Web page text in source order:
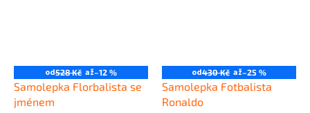
od528 Kč až–12 %
Samolepka Florbalista se
jménem
od430 Kč až–25 %
Samolepka Fotbalista
Ronaldo